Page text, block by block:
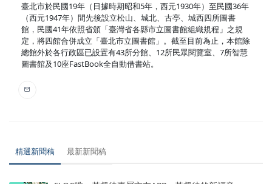
臺北市於民國19年（日據時期昭和5年，西元1930年）至民國36年
（西元1947年）間先後設立松山、城北、古亭、城西四所圖書
館，民國41年依照省頒「臺灣省各縣市立圖書館組織規程」之規
定，將四館合併成立「臺北市立圖書館」。截至目前為止，本館除
總館外於各行政區已設置有43所分館、12所民眾閱覽室、7所智慧
圖書館及10座FastBook全自動借書站。
精選新聞稿 最新新聞稿